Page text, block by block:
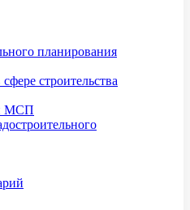
планирования
строительства
МСП